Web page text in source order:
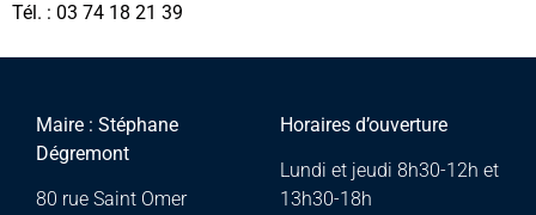
Tél. : 03 74 18 21 39
Maire : Stéphane
Dégremont
80 rue Saint Omer
Horaires d’ouverture
Lundi et jeudi 8h30-12h et
13h30-18h